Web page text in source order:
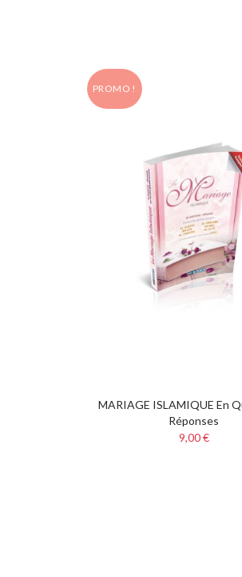
PROMO !
MARIAGE ISLAMIQUE En
Réponses
9,00 €